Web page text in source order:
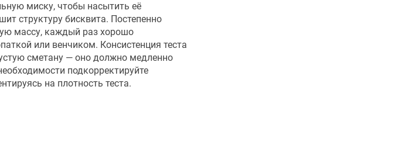
миску, чтобы насытить её
структуру бисквита. Постепенно
массу, каждый раз хорошо
или венчиком. Консистенция теста
сметану — оно должно медленно
подкорректируйте
на плотность теста.